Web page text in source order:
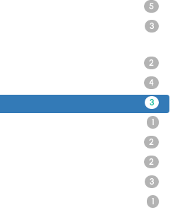
5
3
2
4
3
1
2
2
3
1